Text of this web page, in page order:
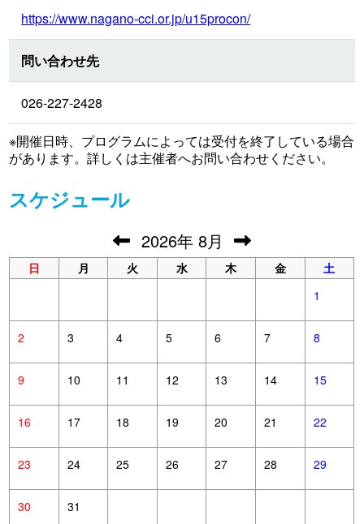
https://www.nagano-cci.or.jp/u15procon/
問い合わせ先
026-227-2428
※開催日時、プログラムによっては受付を終了している場合
があります。詳しくは主催者へお問い合わせください。
スケジュール
2026年 8月
日 月 火 水 木 金
土
1
2 3 4 5 6 7 8
9 10 11 12 13 14 15
16 17 18 19 20 21 22
23 24 25 26 27 28 29
30 31